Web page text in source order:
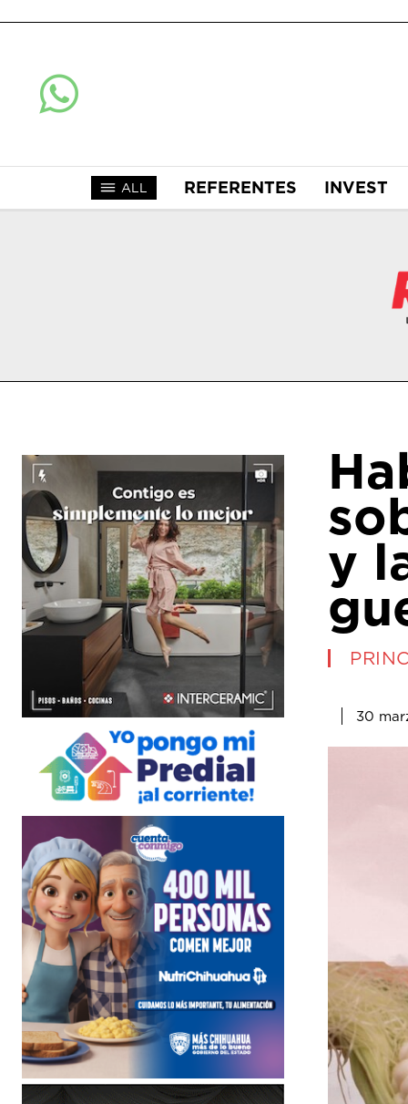
ALL REFERENTES INVEST
y
30